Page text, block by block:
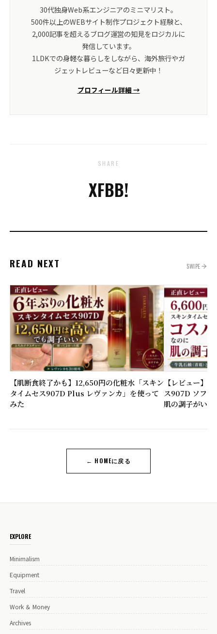
30代独身Web系エンジニアのミニマリスト。
500件以上のWEBサイト制作プロジェクト経験と、
2,000記事を超えるブログ運営の知見をロジカルに
発信しています。
1LDKでの身軽な暮らしをしながら、海外旅行やガ
ジェットレビューなど日々更新中！
プロフィール詳細 →
SHARE
XFBB!
READ NEXT SWIPE
【肌断食終了かも】12,650円の化粧水「スキン
タイムセス907D Plus レヴァンカ」を使って
みた
【レビュー】
ス907D ソファ
肌の調子がいい
← HOMEに戻る
EXPLORE
Minimalism
Equipment
Travel
Work ＆ Money
Archives